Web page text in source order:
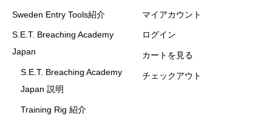
Sweden Entry Tools紹介
S.E.T. Breaching Academy
Japan
S.E.T. Breaching Academy
Japan 説明
Training Rig 紹介
マイアカウント
ログイン
カートを見る
チェックアウト